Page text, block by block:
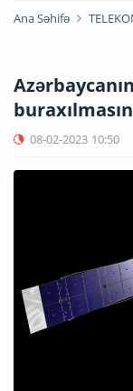
Ana Səhifə
08-02-2023 10:50